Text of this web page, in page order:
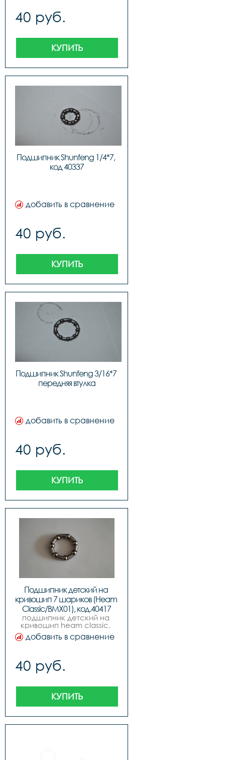
40 руб.
КУПИТЬ
Подшипник Shunfeng 1/4*7,
код 40337
добавить в сравнение
40 руб.
КУПИТЬ
Подшипник Shunfeng 3/16*7
передняя втулка
добавить в сравнение
40 руб.
КУПИТЬ
Подшипник детский на
кривошип 7 шариков (Heam
Classic/BMX01), код.40417
подшипник детский на
кривошип heam classic,
добавить в сравнение
40 руб.
КУПИТЬ